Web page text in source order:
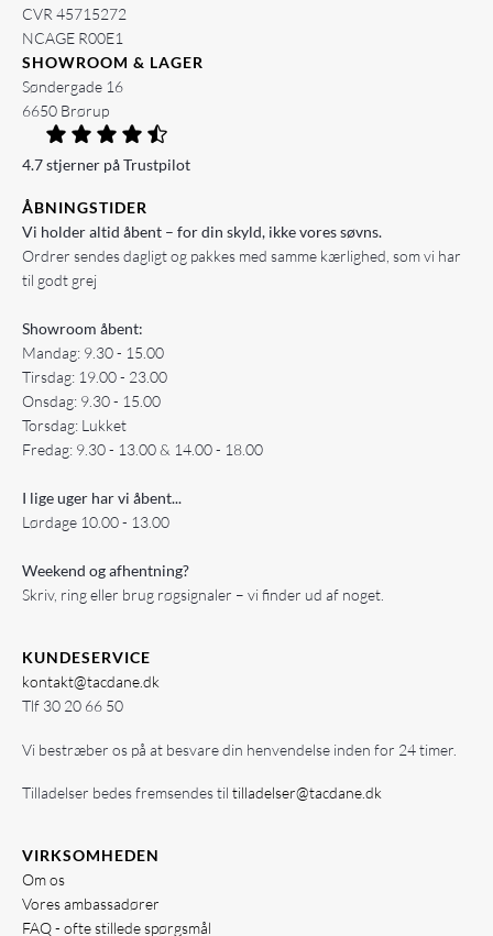
CVR 45715272
NCAGE R00E1
SHOWROOM & LAGER
Søndergade 16
6650 Brørup
4.7 stjerner på Trustpilot
ÅBNINGSTIDER
Vi holder altid åbent – for din skyld, ikke vores søvns.
Ordrer sendes dagligt og pakkes med samme kærlighed, som vi har
til godt grej
Showroom åbent:
Mandag: 9.30 - 15.00
Tirsdag: 19.00 - 23.00
Onsdag: 9.30 - 15.00
Torsdag: Lukket
Fredag: 9.30 - 13.00 & 14.00 - 18.00
I lige uger har vi åbent...
Lørdage 10.00 - 13.00
Weekend og afhentning?
Skriv, ring eller brug røgsignaler – vi finder ud af noget.
KUNDESERVICE
kontakt@tacdane.dk
Tlf 30 20 66 50
Vi bestræber os på at besvare din henvendelse inden for 24 timer.
Tilladelser bedes fremsendes til tilladelser@tacdane.dk
VIRKSOMHEDEN
Om os
Vores ambassadører
FAQ - ofte stillede spørgsmål